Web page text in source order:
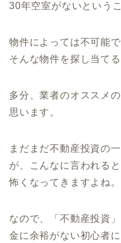
30年空室がないという
物件によっては不可能
そんな物件を探し当て
多分、業者のオススメ
思います。
まだまだ不動産投資の
が、こんなに言われる
怖くなってきますよね。
なので、「不動産投資
金に余裕がない初心者